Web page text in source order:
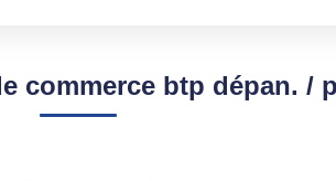
commerce btp dépan. /